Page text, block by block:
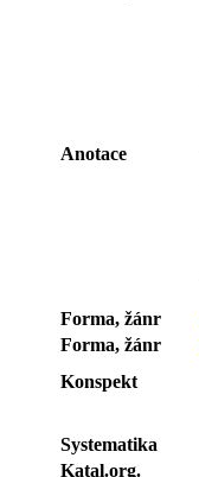
Anotace
Forma, žánr
Forma, žánr
Konspekt
Systematika
Katal.org.